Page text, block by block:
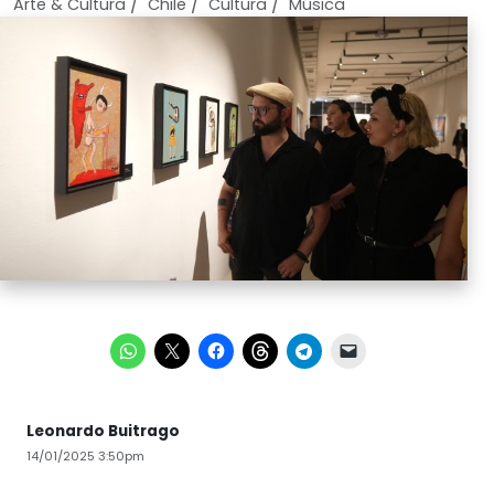
Arte & Cultura Chile Cultura Música
Leonardo Buitrago
14/01/2025 3:50pm